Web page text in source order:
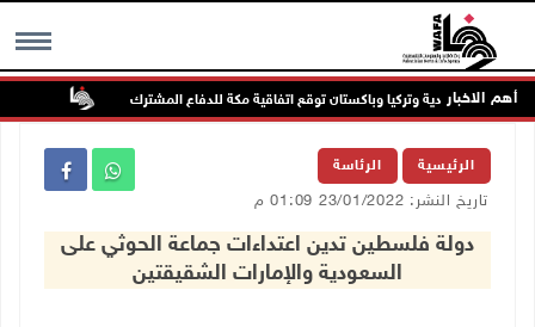
MENU أهم الاخبار
السعودية وتركيا وباكستان توقع اتفاقية مكة للدفاع المشترك
الرئيسية الرئاسة
تاريخ النشر: 23/01/2022 01:09 م
دولة فلسطين تدين اعتداءات جماعة الحوثي على
السعودية والإمارات الشقيقتين